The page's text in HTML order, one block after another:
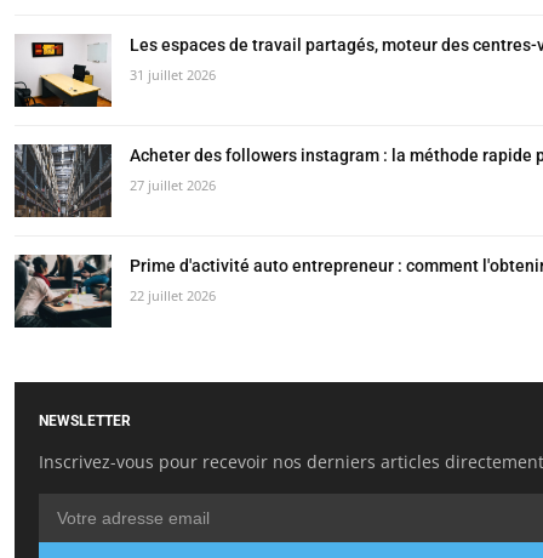
Les espaces de travail partagés, moteur des
31 juillet 2026
Acheter des followers instagram : la méthode rapide
27 juillet 2026
Prime d'activité auto entrepreneur : comment
22 juillet 2026
NEWSLETTER
Inscrivez-vous pour recevoir nos derniers articles